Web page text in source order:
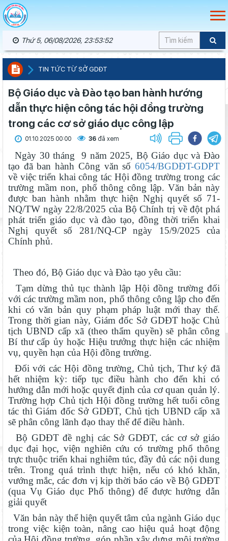
Thứ 5, 06/08/2026, 23:53:53
TIN TỨC TỪ SỞ GDĐT
Bộ Giáo dục và Đào tạo ban hành hướng
dẫn thực hiện công tác hội đồng trường
trong các cơ sở giáo dục công lập
01.10.2025 00:00 36 đã xem
Ngày 30 tháng 9 năm 2025, Bộ Giáo dục và Đào
tạo đã ban hành Công văn số 6054/BGDĐT-GDPT
về việc triển khai công tác Hội đồng trường trong các
trường mầm non, phổ thông công lập. Văn bản này
được ban hành nhằm thực hiện Nghị quyết số 71-
NQ/TW ngày 22/8/2025 của Bộ Chính trị về đột phá
phát triển giáo dục và đào tạo, đồng thời triển khai
Nghị quyết số 281/NQ-CP ngày 15/9/2025 của
Chính phủ.
Theo đó, Bộ Giáo dục và Đào tạo yêu cầu:
Tạm dừng thủ tục thành lập Hội đồng trường đối
với các trường mầm non, phổ thông công lập cho đến
khi có văn bản quy phạm pháp luật mới thay thế.
Trong thời gian này, Giám đốc Sở GDĐT hoặc Chủ
tịch UBND cấp xã (theo thẩm quyền) sẽ phân công
Bí thư cấp ủy hoặc Hiệu trưởng thực hiện các nhiệm
vụ, quyền hạn của Hội đồng trường.
Đối với các Hội đồng trường, Chủ tịch, Thư ký đã
hết nhiệm kỳ: tiếp tục điều hành cho đến khi có
hướng dẫn mới hoặc quyết định của cơ quan quản lý.
Trường hợp Chủ tịch Hội đồng trường hết tuổi công
tác thì Giám đốc Sở GDĐT, Chủ tịch UBND cấp xã
sẽ phân công lãnh đạo thay thế để điều hành.
Bộ GDĐT đề nghị các Sở GDĐT, các cơ sở giáo
dục đại học, viện nghiên cứu có trường phổ thông
trực thuộc triển khai nghiêm túc, đầy đủ các nội dung
trên. Trong quá trình thực hiện, nếu có khó khăn,
vướng mắc, các đơn vị kịp thời báo cáo về Bộ GDĐT
(qua Vụ Giáo dục Phổ thông) để được hướng dẫn
giải quyết
Văn bản này thể hiện quyết tâm của ngành Giáo dục
trong việc kiện toàn, nâng cao hiệu quả hoạt động
Thắp sáng văn hóa đọc từ những “Thư viện thân thiện”
Gieo mầm hiếu học nơi vùng xa
giáo viên